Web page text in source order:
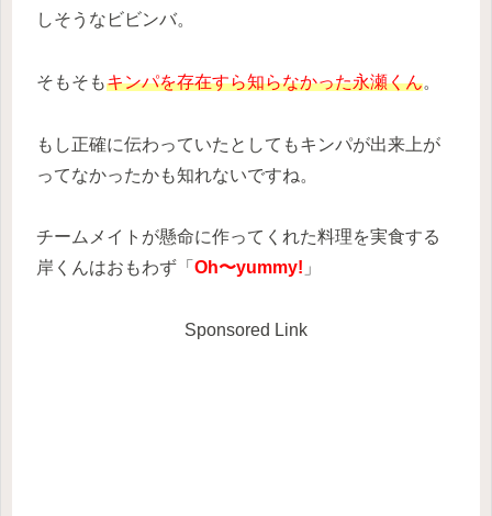
しそうなビビンバ。
そもそもキンパを存在すら知らなかった永瀬くん。
もし正確に伝わっていたとしてもキンパが出来上が
ってなかったかも知れないですね。
チームメイトが懸命に作ってくれた料理を実食する
岸くんはおもわず「 Oh〜yummy! 」
Sponsored Link